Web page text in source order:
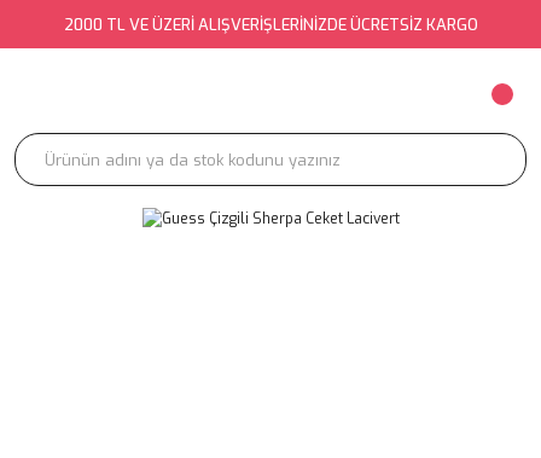
2000 TL VE ÜZERİ ALIŞVERİŞLERİNİZDE ÜCRETSİZ KARGO